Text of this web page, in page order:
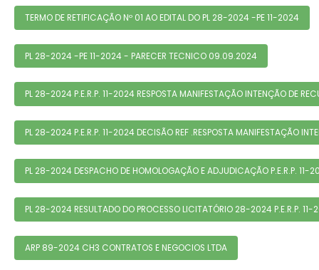
TERMO DE RETIFICAÇÃO Nº 01 AO EDITAL DO PL 28-2024 -PE 11-2024
PL 28-2024 -PE 11-2024 - PARECER TECNICO 09.09.2024
PL 28-2024 P.E.R.P. 11-2024 RESPOSTA MANIFESTAÇÃO INTENÇÃO DE
PL 28-2024 P.E.R.P. 11-2024 DECISÃO REF .RESPOSTA MANIFESTAÇÃO
PL 28-2024 DESPACHO DE HOMOLOGAÇÃO E ADJUDICAÇÃO P.E.R.P. 11-
PL 28-2024 RESULTADO DO PROCESSO LICITATÓRIO 28-2024 P.E.R.P. 11-
ARP 89-2024 CH3 CONTRATOS E NEGOCIOS LTDA